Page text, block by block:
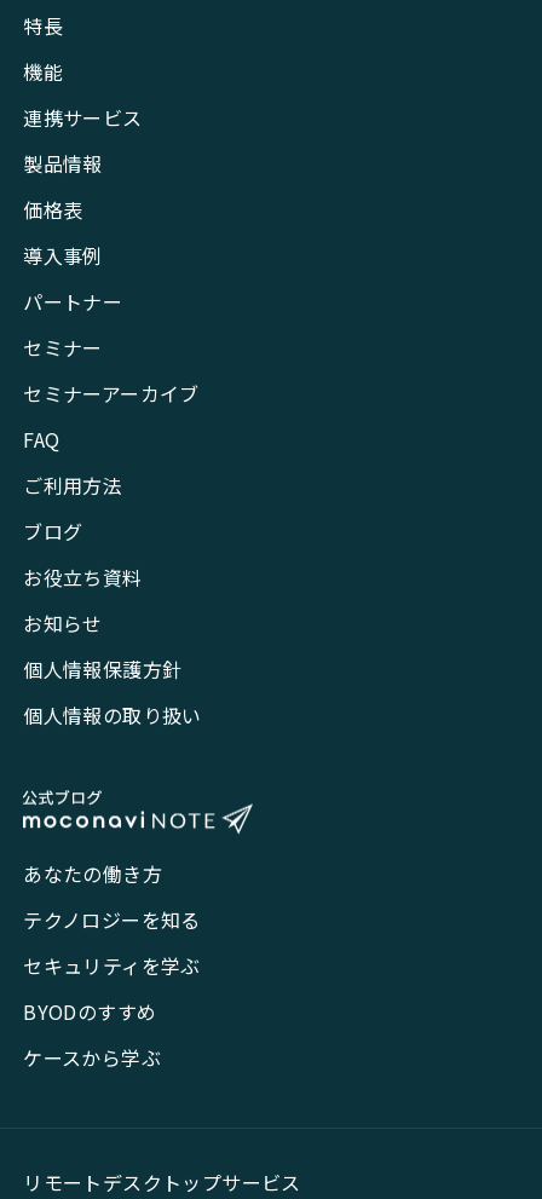
特長
機能
連携サービス
製品情報
価格表
導入事例
パートナー
セミナー
セミナーアーカイブ
FAQ
ご利用方法
ブログ
お役立ち資料
お知らせ
個人情報保護方針
個人情報の取り扱い
あなたの働き方
テクノロジーを知る
セキュリティを学ぶ
BYODのすすめ
ケースから学ぶ
リモートデスクトップサービス